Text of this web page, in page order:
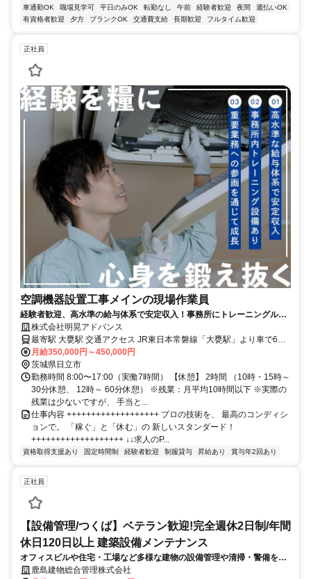
車通勤OK
職場見学可 平日のみOK 転勤なし 午前 経験者歓迎 夜間
週払いOK
有資格者歓迎
夕方 ブランクOK 交通費支給 長期歓迎 フルタイム歓迎
正社員
空調機器設置工事メインの現場作業員
経験者歓迎、高水準の給与体系で安定収入！事務所にトレーニングルー
ム完備で心身ともに鍛えられる！<br>
株式会社明晃アドバンス
最寄駅 大甕駅 交通アクセス JR東日本常磐線「大甕駅」より車で6分
※車通勤OK
月給350,000円～450,000円
茨城県日立市
勤務時間 8:00〜17:00（実働7時間） 【休憩】 2時間 （10時・15時～
30分休憩、 12時～ 60分休憩） ※残業：月平均10時間以下 ※実際の
残業は少ないですが、 手当と...
仕事内容 +++++++++++++++++++ プロの技術を、 最高のコンディシ
ョンで。 「稼ぐ」と「休む」の 新しいスタンダード！
+++++++++++++++++++ ↓↓求人のP...
資格取得支援あり 固定時間制 経験者歓迎 制服貸与 昇給あり 賞与年2回あり
正社員
【設備管理/つくば】ベテラン歓迎!完全週休2日制/年間
休日120日以上 建築設備メンテナンス
オフィスビルや住宅・工場など多様な建物の設備管理や清掃・警備を行
っている当社にて、総合設備管理業務をご担当いただきます。 【詳細】
鹿島建物総合管理株式会社